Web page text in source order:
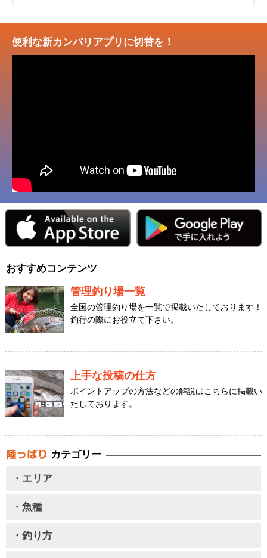
便利な新カンパリアプリに切替を！
おすすめコンテンツ
管理釣り場一覧
全国の管理釣り場を一覧で掲載いたしております！
釣行の際にお役立て下さい。
上手な投稿の仕方
ポイントアップの方法などの解説はこちらに掲載い
たしております。
カテゴリー
・エリア
・魚種
・釣り方